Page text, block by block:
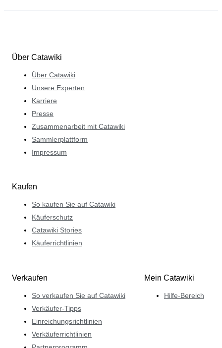
Über Catawiki
Über Catawiki
Unsere Experten
Karriere
Presse
Zusammenarbeit mit Catawiki
Sammlerplattform
Impressum
Kaufen
So kaufen Sie auf Catawiki
Käuferschutz
Catawiki Stories
Käuferrichtlinien
Verkaufen
So verkaufen Sie auf Catawiki
Verkäufer-Tipps
Einreichungsrichtlinien
Verkäuferrichtlinien
Mein Catawiki
Hilfe-Bereich